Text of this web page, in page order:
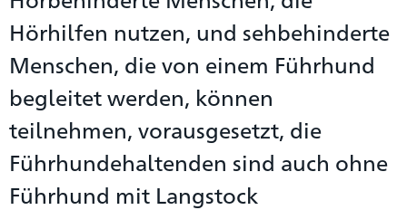
Hörhilfen nutzen, und sehbehinderte
Menschen, die von einem Führhund
begleitet werden, können
teilnehmen, vorausgesetzt, die
Führhundehaltenden sind auch ohne
Führhund mit Langstock